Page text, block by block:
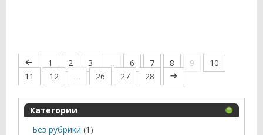
1 2 3 … 6 7 8 9
10
11
12 … 26 27 28
Категории
Без рубрики (1)